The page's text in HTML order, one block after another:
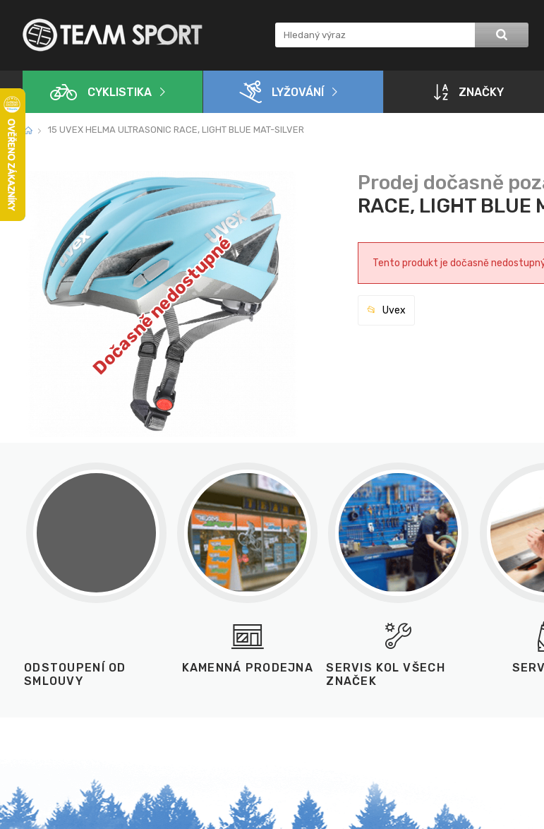
CYKLISTIKA LYŽOVÁNÍ ZNAČKY
15 UVEX HELMA ULTRASONIC RACE, LIGHT BLUE MAT-SILVER
Dočasně nedostupné
RACE, LIGHT BLUE
Tento produkt je dočasně
Uvex
ODSTOUPENÍ OD
SMLOUVY
KAMENNÁ PRODEJNA
SERVIS KOL VŠECH
ZNAČEK